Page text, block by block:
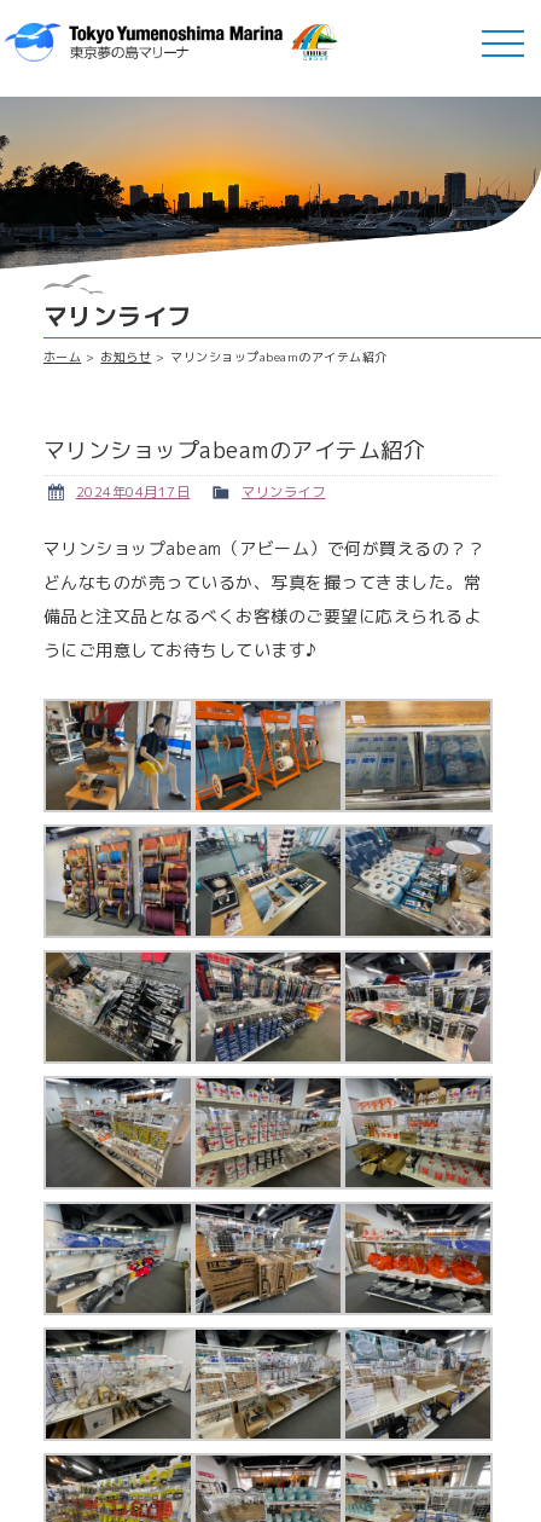
マリンライフ
ホーム お知らせ マリンショップabeamのアイテム紹介
マリンショップabeamのアイテム紹介
2024年04月17日 マリンライフ
マリンショップabeam（アビーム）で何が買えるの？？
どんなものが売っているか、写真を撮ってきました。常
備品と注文品となるべくお客様のご要望に応えられるよ
うにご用意してお待ちしています♪